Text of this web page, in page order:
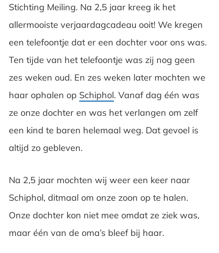
Stichting Meiling. Na 2,5 jaar kreeg ik het
allermooiste verjaardagcadeau ooit! We kregen
een telefoontje dat er een dochter voor ons was.
Ten tijde van het telefoontje was zij nog geen
zes weken oud. En zes weken later mochten we
haar ophalen op Schiphol. Vanaf dag één was
ze onze dochter en was het verlangen om zelf
een kind te baren helemaal weg. Dat gevoel is
altijd zo gebleven.
Na 2,5 jaar mochten wij weer een keer naar
Schiphol, ditmaal om onze zoon op te halen.
Onze dochter kon niet mee omdat ze ziek was,
maar één van de oma’s bleef bij haar.